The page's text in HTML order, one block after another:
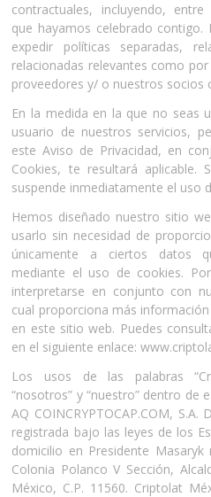
contractuales, incluyendo,
que hayamos celebrado
expedir políticas separadas,
relacionadas relevantes como
proveedores y/ o nuestros socios
En la medida en la que no seas
usuario de nuestros servicios,
este Aviso de Privacidad, en
Cookies, te resultará aplicable.
suspende inmediatamente el uso
Hemos diseñado nuestro sitio
usarlo sin necesidad de
únicamente a ciertos datos
mediante el uso de cookies.
interpretarse en conjunto con
cual proporciona más
en este sitio web. Puedes
en el siguiente enlace:
Los usos de las palabras
“nosotros” y “nuestro” dentro de
AQ COINCRYPTOCAP.COM,
registrada bajo las leyes de los
domicilio en Presidente
Colonia Polanco V Sección,
México, C.P. 11560. Criptolat